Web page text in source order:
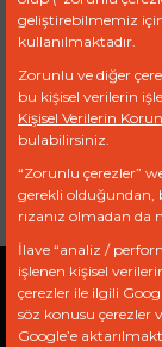
Ref
PL420
Gizlilik
geliştirebilmemiz
kullanılmaktadır.
Zorunlu ve diğer
bu kişisel verilerin
Kişisel Verilerin
bulabilirsiniz.
“Zorunlu çerezler”
gerekli olduğundan,
rızanız olmadan
İlave “analiz /
işlenen kişisel
çerezler ile ilgili
söz konusu çerezler
Google’e